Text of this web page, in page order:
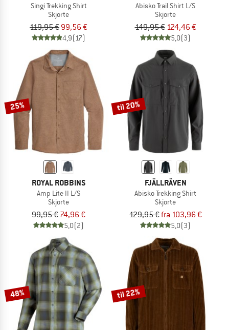
Singi Trekking Shirt
Skjorte
119,95 € 99,56 €
4,9(17)
Abisko Trail Shirt L/S
Skjorte
149,95 € 124,46 €
5,0(3)
25%
ROYAL ROBBINS
Amp Lite II L/S
Skjorte
99,95 € 74,96 €
5,0(2)
til 20%
FJÄLLRÄVEN
Abisko Trekking Shirt
Skjorte
129,95 €fra 103,96 €
5,0(3)
48% til 22%